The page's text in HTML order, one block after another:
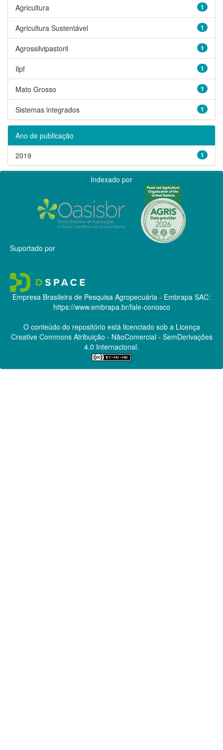
1
Agricultura
1
Agricultura Sustentável
1
Agrossilvipastoril
1
Ilpf
1
Mato Grosso
1
Sistemas integrados
Ano de publicação
1
2019
Indexado por
Suportado por
Empresa Brasileira de Pesquisa Agropecuária - Embrapa SAC:
https://www.embrapa.br/fale-conosco
O conteúdo do repositório está licenciado sob a Licença
Creative CommonsAtribuição - NãoComercial - SemDerivações
4.0 Internacional.